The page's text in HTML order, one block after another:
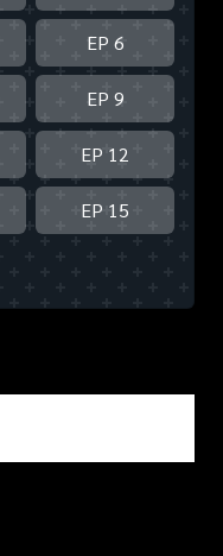
EP 6
EP 9
EP 12
EP 15